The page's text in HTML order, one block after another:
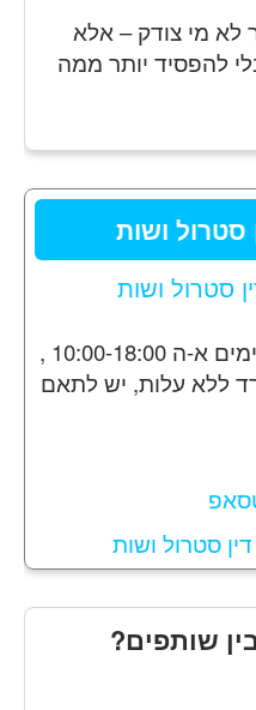
מי צודק – אלא
להפסיד יותר ממה
סטרול ושות
סטרול ושות
שעות פעילות: ימים א-ה 10:00-18:00 ,
ללא עלות, יש לתאם
סטרול ושות
שותפים?